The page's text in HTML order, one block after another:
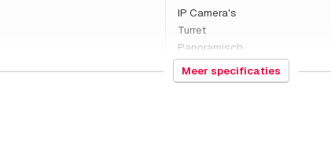
IP Camera's
Turret
Panoramisch
852589
Meer specificaties